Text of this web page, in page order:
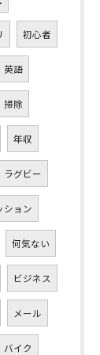
初心者
英語
掃除
年収
ラグビー
ション
何気ない
ビジネス
メール
バイク